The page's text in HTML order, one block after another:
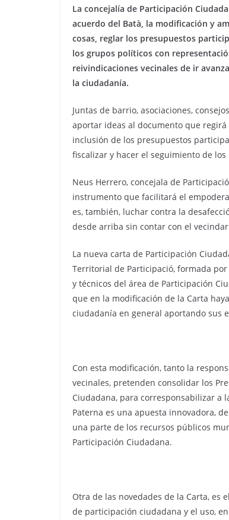
La concejalía de Participación
acuerdo del Batà, la modificación y
cosas, reglar los presupuestos
los grupos políticos con
reivindicaciones vecinales de ir
la ciudadanía.
Juntas de barrio, asociaciones,
aportar ideas al documento que
inclusión de los presupuestos
fiscalizar y hacer el seguimiento de
Neus Herrero, concejala de
instrumento que facilitará el
es, también, luchar contra la
desde arriba sin contar con el
La nueva carta de Participación
Territorial de Participació, formada
y técnicos del área de Participación
que en la modificación de la Carta
ciudadanía en general aportando sus
Con esta modificación, tanto la
vecinales, pretenden consolidar los
Ciudadana, para corresponsabilizar a
Paterna es una apuesta innovadora,
una parte de los recursos públicos
Participación Ciudadana.
Otra de las novedades de la Carta, es
de participación ciudadana y el uso,